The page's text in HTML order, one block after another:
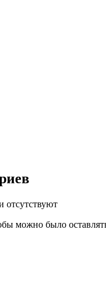
отсутствуют
можно было